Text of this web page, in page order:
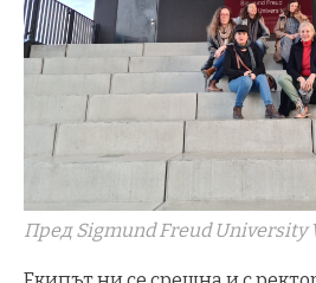
Пред Sigmund Freud University